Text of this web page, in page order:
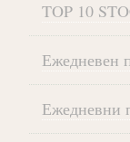
TOP 10
Ежедневен
Ежедневни